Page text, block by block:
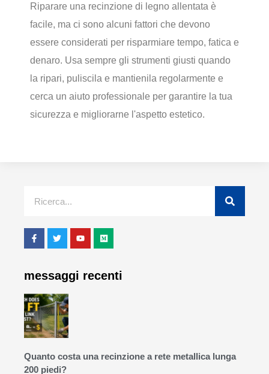
Riparare una recinzione di legno allentata è
facile, ma ci sono alcuni fattori che devono
essere considerati per risparmiare tempo, fatica e
denaro. Usa sempre gli strumenti giusti quando
la ripari, puliscila e mantienila regolarmente e
cerca un aiuto professionale per garantire la tua
sicurezza e migliorarne l'aspetto estetico.
messaggi recenti
Quanto costa una recinzione a rete metallica lunga
200 piedi?